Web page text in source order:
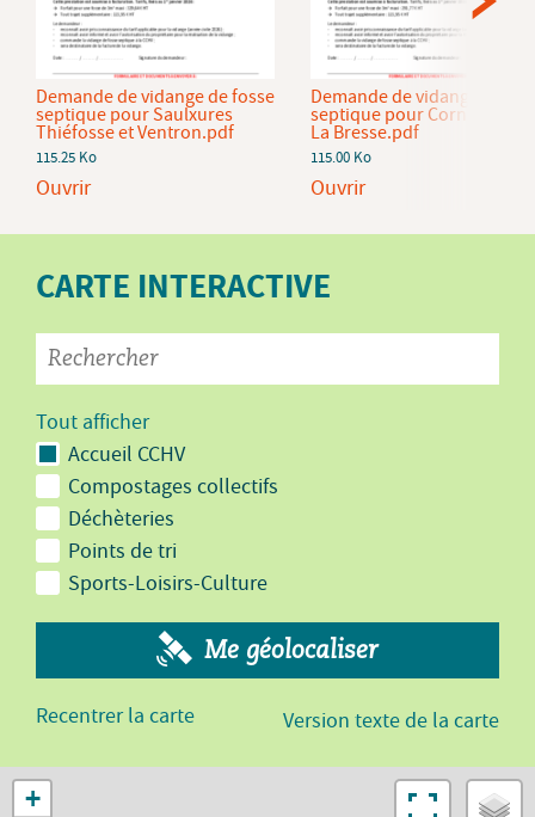
Demande de vidange de fosse
septique pour Saulxures
Thiéfosse et Ventron.pdf
115.25 Ko
Ouvrir
Demande de vidange de
septique pour Cornimont et
La Bresse.pdf
115.00 Ko
Ouvrir
CARTE INTERACTIVE
Tout afficher
Accueil CCHV
Compostages collectifs
Déchèteries
Points de tri
Sports-Loisirs-Culture
Me géolocaliser
Recentrer la carte Version texte de la carte
+